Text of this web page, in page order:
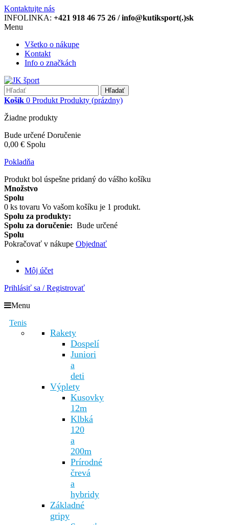
Kontaktujte nás
INFOLINKA: +421 918 46 75 26 / info@kutiksport(.)sk
Menu
Všetko o nákupe
Kontakt
Info o značkách
Hľadať
Košík 0 Produkt Produkty (prázdny)
Žiadne produkty
Bude určené Doručenie
0,00 € Spolu
Pokladňa
Produkt bol úspešne pridaný do vášho košíku
Množstvo
Spolu
0 ks tovaru Vo vašom košíku je 1 produkt.
Spolu za produkty:
Spolu za doručenie: Bude určené
Spolu
Pokračovať v nákupe Objednať
Môj účet
Prihlásiť sa / Registrovať
Menu
Tenis
Rakety
Dospelí
Juniori
a
deti
Výplety
Kusovky
12m
Klbká
120
a
200m
Prírodné
črevá
a
hybridy
Základné
gripy